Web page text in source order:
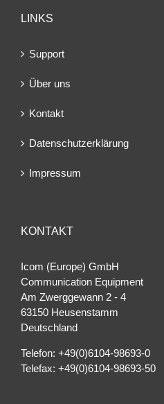
LINKS
Support
Über uns
Kontakt
Datenschutzerklärung
Impressum
KONTAKT
Icom (Europe) GmbH
Communication Equipment
Am Zwerggewann 2 ‐ 4
63150 Heusenstamm
Deutschland
Telefon: +49(0)6104-98693-0
Telefax: +49(0)6104-98693-50